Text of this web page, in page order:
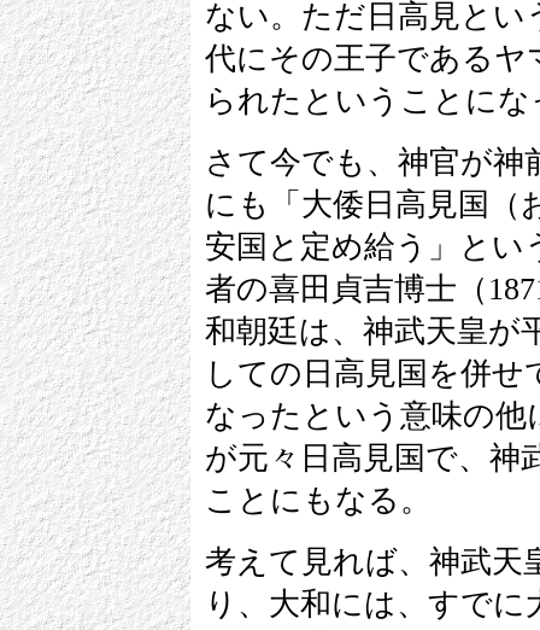
ない。ただ日高見とい
代にその王子である
られたということに
さて今でも、神官が神
にも「大倭日高見国
安国と定め給う」とい
者の喜田貞吉博士（
和朝廷は、神武天皇が
しての日高見国を併
なったという意味の
が元々日高見国で、神
ことにもなる。
考えて見れば、神武天
り、大和には、すで